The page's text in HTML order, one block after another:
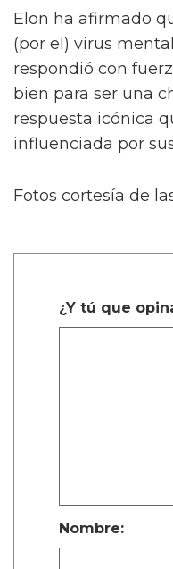
Elon ha afirmado
(por el) virus
respondió con
bien para ser una
respuesta icónica
influenciada por
Fotos cortesía de
¿Y tú que
Nombre: